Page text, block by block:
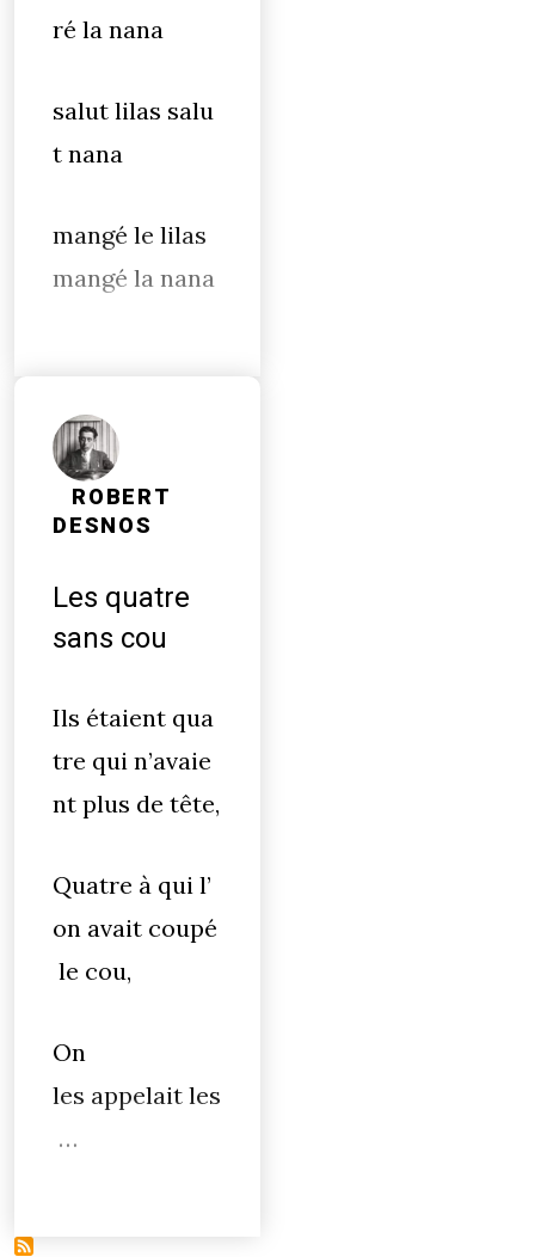
ré la nana
salut lilas salu
t nana
mangé le lilas
mangé la nana
ROBERT
DESNOS
Les quatre
sans cou
Ils étaient qua
tre qui n’avaie
nt plus de tête,
Quatre à qui l’
on avait coupé
le cou,
On
les appelait les
…